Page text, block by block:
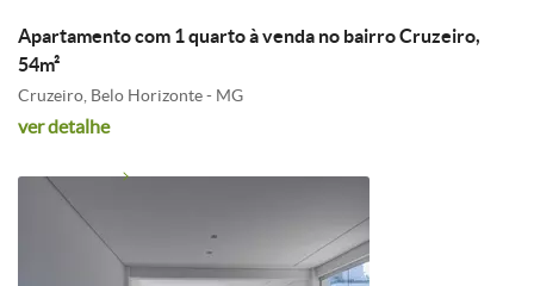
Apartamento com 1 quarto à venda no bairro Cruzeiro,
54m²
Cruzeiro, Belo Horizonte - MG
ver detalhe